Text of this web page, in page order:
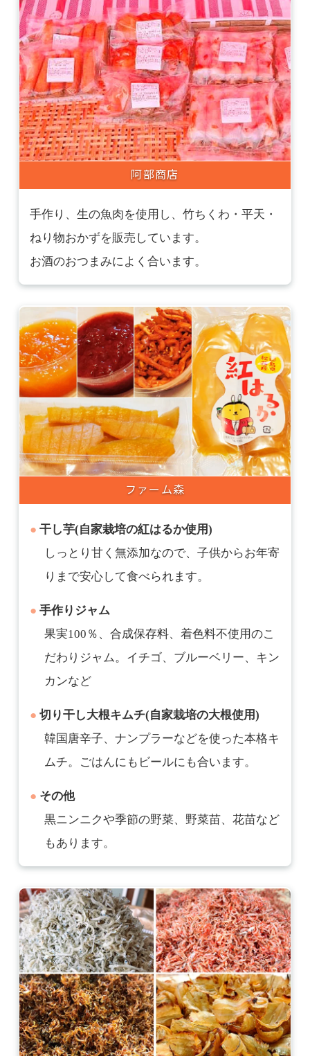
阿部商店
手作り、生の魚肉を使用し、竹ちくわ・平天・
ねり物おかずを販売しています。
お酒のおつまみによく合います。
ファーム森
干し芋(自家栽培の紅はるか使用)
しっとり甘く無添加なので、子供からお年寄
りまで安心して食べられます。
手作りジャム
果実100％、合成保存料、着色料不使用のこ
だわりジャム。イチゴ、ブルーベリー、キン
カンなど
切り干し大根キムチ(自家栽培の大根使用)
韓国唐辛子、ナンプラーなどを使った本格キ
ムチ。ごはんにもビールにも合います。
その他
黒ニンニクや季節の野菜、野菜苗、花苗など
もあります。